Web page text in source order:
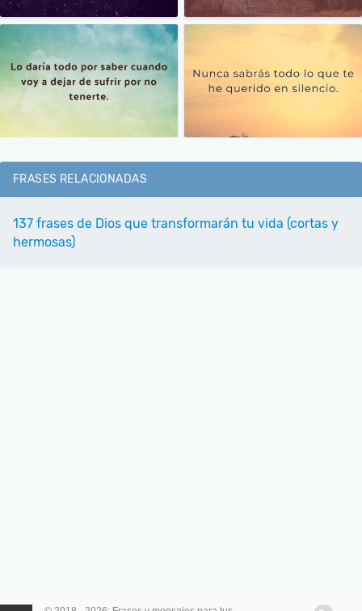
FRASES RELACIONADAS
137 frases de Dios que transformarán tu vida (cortas y
hermosas)